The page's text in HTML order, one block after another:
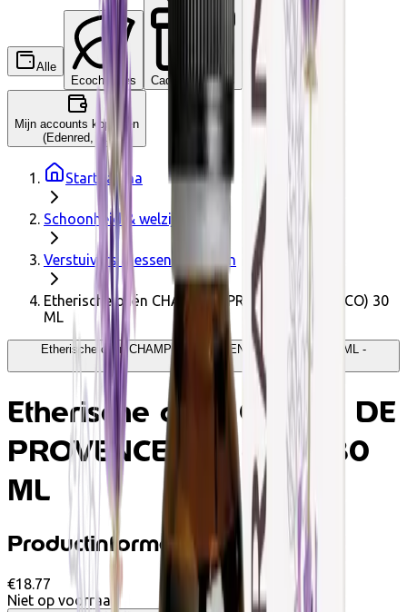
Alle
Ecocheques
Cadeaucheques
Wat is dit?
Mijn accounts koppelen
(Edenred, ...)
Startpagina
Schoonheid & welzijn
Verstuivers & essentiële oliën
Etherische oliën CHAMP DE PROVENCE BIO (ECO) 30
ML
Etherische oliën CHAMP DE PROVENCE BIO (ECO) 30 ML -
Etherische oliën CHAMP DE
PROVENCE BIO (ECO) 30
ML
Productinformatie
€18.77
Niet op voorraad